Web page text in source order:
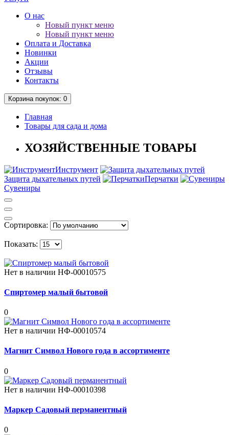
О нас
Новый пункт меню
Новый пункт меню
Оплата и Доставка
Новинки
Акции
Отзывы
Контакты
Корзина покупок: 0
Главная
Товары для сада и дома
ХОЗЯЙСТВЕННЫЕ ТОВАРЫ
Инструмент
Защита дыхательных путей
Перчатки
Сувениры
Сортировка:
Показать:
Нет в наличии НФ-00010575
Спиртомер малый бытовой
0
Нет в наличии НФ-00010574
Магнит Символ Нового года в ассортименте
0
Нет в наличии НФ-00010398
Маркер Садовый перманентный
0